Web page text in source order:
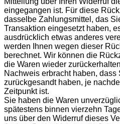
eingegangen ist. Für diese
dasselbe Zahlungsmittel, das
Transaktion eingesetzt haben,
ausdrücklich etwas anderes
werden Ihnen wegen dieser
berechnet. Wir können die
die Waren wieder
Nachweis erbracht haben, dass
zurückgesandt haben, je
Zeitpunkt ist.
Sie haben die Waren
spätestens binnen vierzehn
uns über den Widerruf dieses